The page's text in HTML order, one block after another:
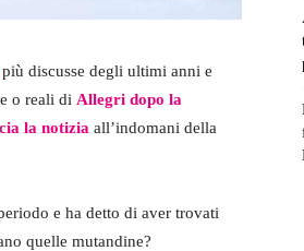
più discusse degli ultimi anni e
o reali di Allegri dopo la
la notizia all’indomani della
e ha detto di aver trovati
quelle mutandine?